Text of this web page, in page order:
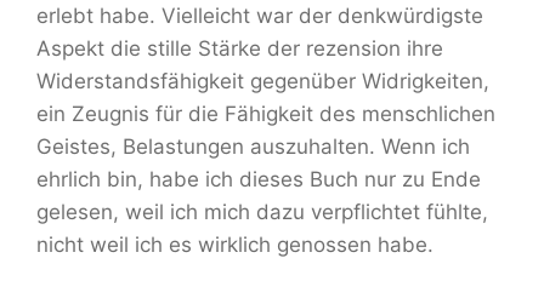
erlebt habe. Vielleicht war der denkwürdigste
Aspekt die stille Stärke der rezension ihre
Widerstandsfähigkeit gegenüber Widrigkeiten,
ein Zeugnis für die Fähigkeit des menschlichen
Geistes, Belastungen auszuhalten. Wenn ich
ehrlich bin, habe ich dieses Buch nur zu Ende
gelesen, weil ich mich dazu verpflichtet fühlte,
nicht weil ich es wirklich genossen habe.